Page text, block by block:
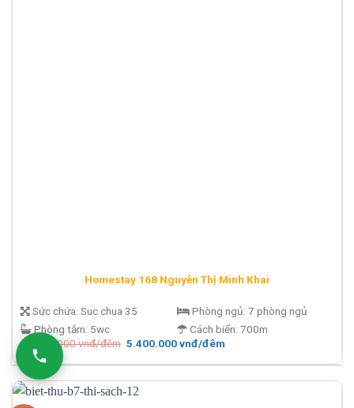
Homestay 168 Nguyễn Thị Minh Khai
Sức chứa: Suc chua 35
Phòng tắm: 5wc
Phòng ngủ: 7 phòng ngủ
Cách biển: 700m
11.000.000vnđ/đêm Giá
là:
đêm.
5.400.000vnđ/đêmGiá
tại
5.400.000 vnđ/